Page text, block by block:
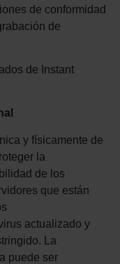
de conformidad
de
de Instant
y físicamente de
la
de los
que están
actualizado y
La
puede ser